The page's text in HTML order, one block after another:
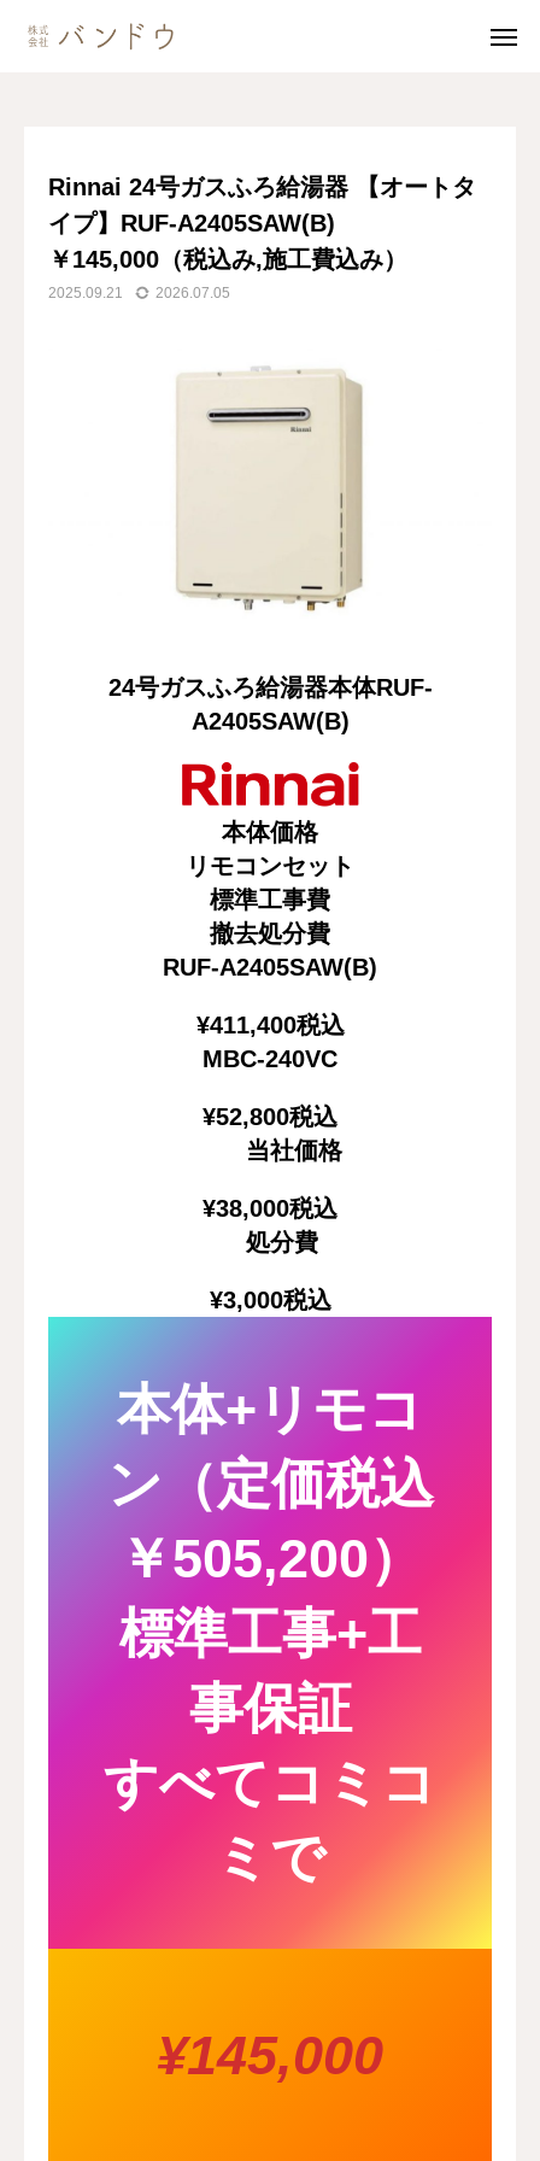
ブログ Rinnai 24号ガスふろ給湯器 【オートタイプ】RUF-A2405SAW(B)￥145,000（税込み,施工費込み）
Rinnai 24号ガスふろ給湯器 【オートタ
イプ】RUF-A2405SAW(B)
￥145,000（税込み,施工費込み）
2025.09.21 2026.07.05
24号ガスふろ給湯器本体RUF-
A2405SAW(B)
本体価格
リモコンセット
標準工事費
撤去処分費
RUF-A2405SAW(B)
¥411,400税込
MBC-240VC
¥52,800税込
当社価格
¥38,000税込
処分費
¥3,000税込
本体+リモコ
ン（定価税込
￥505,200）
標準工事+工
事保証
すべてコミコ
ミで
¥145,000
施工風景
事業内容